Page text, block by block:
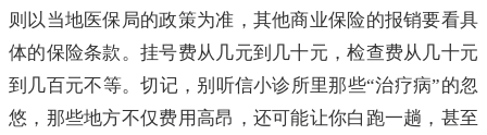
则以当地医保局的政策为准，其他商业保险的报销要看具
体的保险条款。挂号费从几元到几十元，检查费从几十元
到几百元不等。切记，别听信小诊所里那些“治疗病”的忽
悠，那些地方不仅费用高昂，还可能让你白跑一趟，甚至